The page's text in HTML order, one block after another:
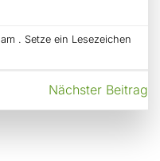
. Setze ein Lesezeichen
Nächster Beitrag